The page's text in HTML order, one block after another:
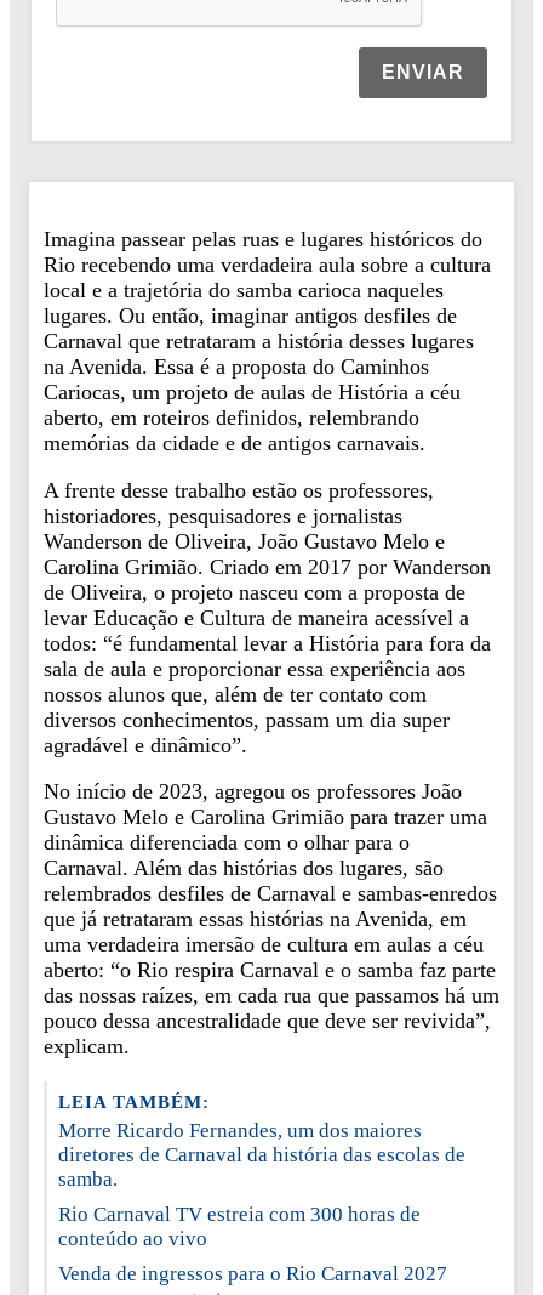
ENVIAR
Imagina passear pelas ruas e lugares históricos do
Rio recebendo uma verdadeira aula sobre a cultura
local e a trajetória do samba carioca naqueles
lugares. Ou então, imaginar antigos desfiles de
Carnaval que retrataram a história desses lugares
na Avenida. Essa é a proposta do Caminhos
Cariocas, um projeto de aulas de História a céu
aberto, em roteiros definidos, relembrando
memórias da cidade e de antigos carnavais.
A frente desse trabalho estão os professores,
historiadores, pesquisadores e jornalistas
Wanderson de Oliveira, João Gustavo Melo e
Carolina Grimião. Criado em 2017 por Wanderson
de Oliveira, o projeto nasceu com a proposta de
levar Educação e Cultura de maneira acessível a
todos: “é fundamental levar a História para fora da
sala de aula e proporcionar essa experiência aos
nossos alunos que, além de ter contato com
diversos conhecimentos, passam um dia super
agradável e dinâmico”.
No início de 2023, agregou os professores João
Gustavo Melo e Carolina Grimião para trazer uma
dinâmica diferenciada com o olhar para o
Carnaval. Além das histórias dos lugares, são
relembrados desfiles de Carnaval e sambas-enredos
que já retrataram essas histórias na Avenida, em
uma verdadeira imersão de cultura em aulas a céu
aberto: “o Rio respira Carnaval e o samba faz parte
das nossas raízes, em cada rua que passamos há um
pouco dessa ancestralidade que deve ser revivida”,
explicam.
LEIA TAMBÉM:
Morre Ricardo Fernandes, um dos maiores
diretores de Carnaval da história das escolas de
samba.
Rio Carnaval TV estreia com 300 horas de
conteúdo ao vivo
Venda de ingressos para o Rio Carnaval 2027